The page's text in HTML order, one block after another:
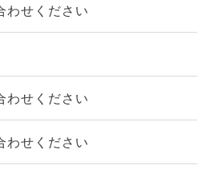
わせください
わせください
わせください